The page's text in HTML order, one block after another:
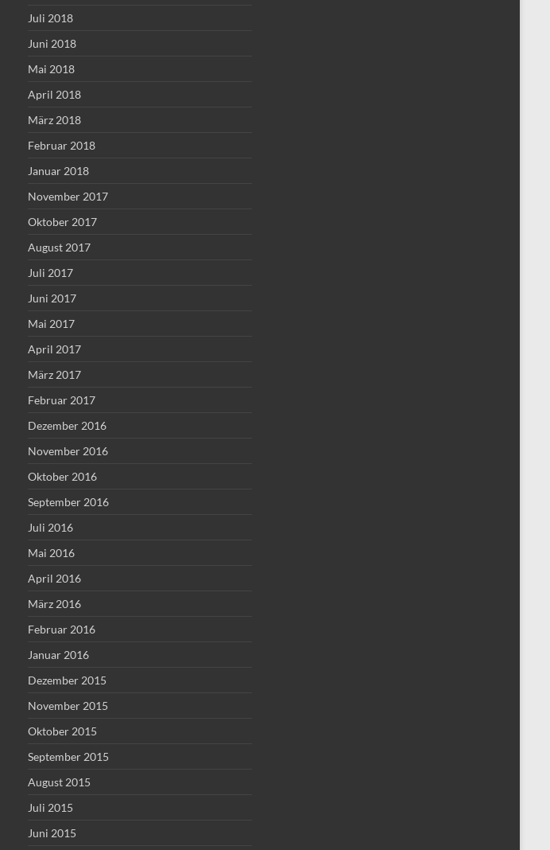
Juli 2018
Juni 2018
Mai 2018
April 2018
März 2018
Februar 2018
Januar 2018
November 2017
Oktober 2017
August 2017
Juli 2017
Juni 2017
Mai 2017
April 2017
März 2017
Februar 2017
Dezember 2016
November 2016
Oktober 2016
September 2016
Juli 2016
Mai 2016
April 2016
März 2016
Februar 2016
Januar 2016
Dezember 2015
November 2015
Oktober 2015
September 2015
August 2015
Juli 2015
Juni 2015